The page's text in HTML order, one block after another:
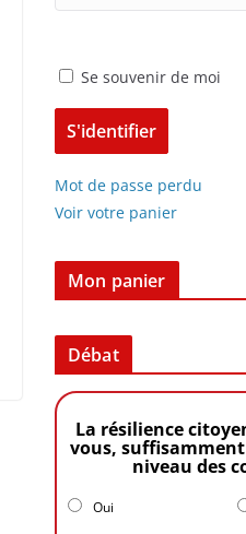
Se souvenir de moi
Mot de passe perdu
Voir votre panier
Mon panier
Débat
La résilience
vous,
niveau des
Oui